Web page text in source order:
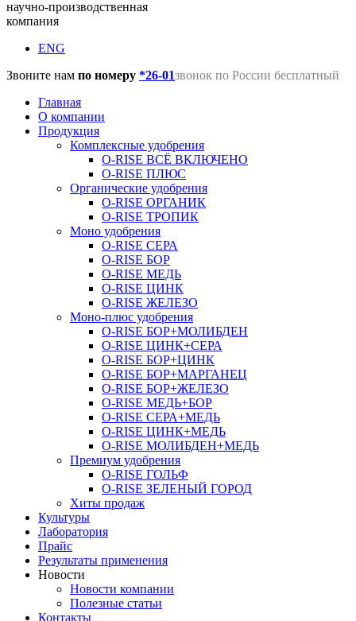
научно-производственная
компания
ENG
Звоните нам по номеру *26-01звонок по России бесплатный
Главная
О компании
Продукция
Комплексные удобрения
O-RISE ВСЁ ВКЛЮЧЕНО
O-RISE ПЛЮС
Органические удобрения
O-RISE ОРГАНИК
O-RISE ТРОПИК
Моно удобрения
O-RISE СЕРА
O-RISE БОР
O-RISE МЕДЬ
O-RISE ЦИНК
O-RISE ЖЕЛЕЗО
Моно-плюс удобрения
O-RISE БОР+МОЛИБДЕН
O-RISE ЦИНК+СЕРА
O-RISE БОР+ЦИНК
O-RISE БОР+МАРГАНЕЦ
O-RISE БОР+ЖЕЛЕЗО
O-RISE МЕДЬ+БОР
O-RISE СЕРА+МЕДЬ
O-RISE ЦИНК+МЕДЬ
O-RISE МОЛИБДЕН+МЕДЬ
Премиум удобрения
O-RISE ГОЛЬФ
O-RISE ЗЕЛЕНЫЙ ГОРОД
Хиты продаж
Культуры
Лаборатория
Прайс
Результаты применения
Новости
Новости компании
Полезные статьи
Контакты